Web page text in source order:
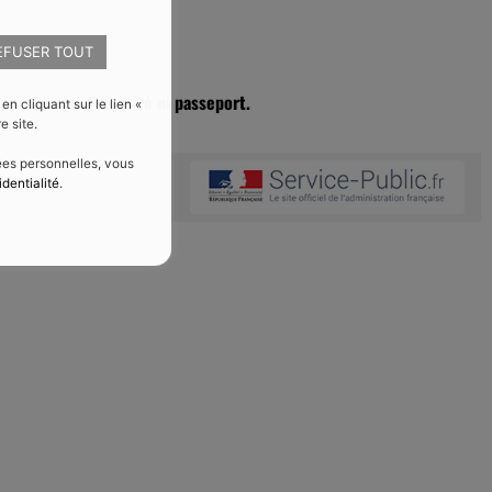
ni carte d’identité ni passeport.
TOUT
cliquant sur le lien «
site.
personnelles, vous
.